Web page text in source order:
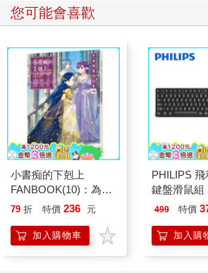
您可能會喜歡
小書痴的下剋上
FANBOOK(10)：為了
成為圖書管理員不擇手
79 折 特價 236 元
加入購物車
PHILIPS
鍵盤滑鼠組
499 特價
加入購